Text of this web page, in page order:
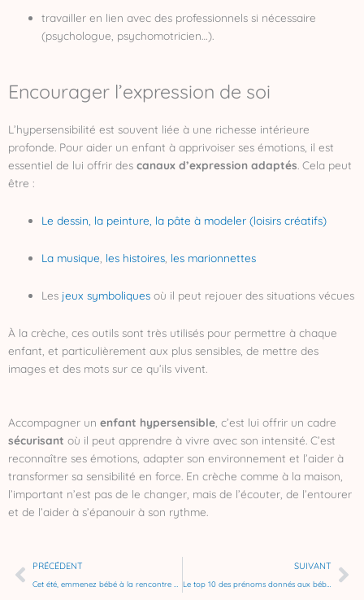
travailler en lien avec des professionnels si nécessaire
(psychologue, psychomotricien…).
Encourager l’expression de soi
L’hypersensibilité est souvent liée à une richesse intérieure
profonde. Pour aider un enfant à apprivoiser ses émotions, il est
essentiel de lui offrir des canaux d’expression adaptés. Cela peut
être :
Le dessin, la peinture, la pâte à modeler (loisirs créatifs)
La musique les histoires les marionnettes
Les jeux symboliques où il peut rejouer des situations vécues
À la crèche, ces outils sont très utilisés pour permettre à chaque
enfant, et particulièrement aux plus sensibles, de mettre des
images et des mots sur ce qu’ils vivent.
Accompagner un enfant hypersensible , c’est lui offrir un cadre
sécurisant où il peut apprendre à vivre avec son intensité. C’est
reconnaître ses émotions, adapter son environnement et l’aider à
transformer sa sensibilité en force. En crèche comme à la maison,
l’important n’est pas de le changer, mais de l’écouter, de l’entourer
et de l’aider à s’épanouir à son rythme.
Précédent
PRÉCÉDENT SUIVANT
Le top 10 des prénoms donnés aux bébés en 2024